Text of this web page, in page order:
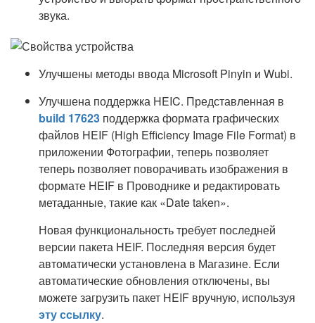
звука.
Улучшены методы ввода Microsoft Pinyin и Wubi.
Улучшена поддержка HEIC. Представленная в
build 17623 поддержка формата графических
файлов HEIF (High Efficiency Image File Format) в
приложении Фотографии, теперь позволяет
теперь позволяет поворачивать изображения в
формате HEIF в Проводнике и редактировать
метаданные, такие как «Date taken».
Новая функциональность требует последней
версии пакета HEIF. Последняя версия будет
автоматически установлена в Магазине. Если
автоматические обновления отключены, вы
можете загрузить пакет HEIF вручную, используя
эту ссылку.